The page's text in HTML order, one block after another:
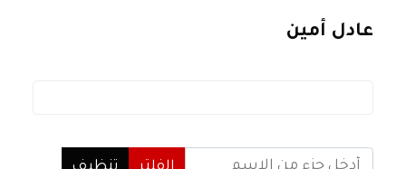
عادل أمين
أدخل جزء من الاسم